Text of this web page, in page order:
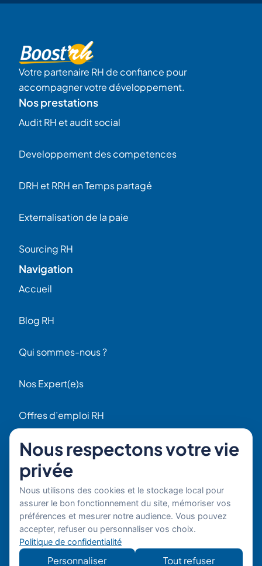
Votre partenaire RH de confiance pour
accompagner votre développement.
Nos prestations
Audit RH et audit social
Developpement des competences
DRH et RRH en Temps partagé
Externalisation de la paie
Sourcing RH
Navigation
Accueil
Blog RH
Qui sommes-nous ?
Nos Expert(e)s
Offres d’emploi RH
56 Rue Raspail
F92300 Levallois
+ 33 (0)1 42 70 97 20
Par email
Copyright © 2026 Boost'RH
Groupe. Tous droits réservés.
Site
Mentions légales
Nous respectons votre vie
Nous utilisons des cookies et le stockage local pour
préférences et mesurer notre audience. Vous pouvez
accepter, refuser ou personnaliser vos choix.
Personnaliser
Tout refuser